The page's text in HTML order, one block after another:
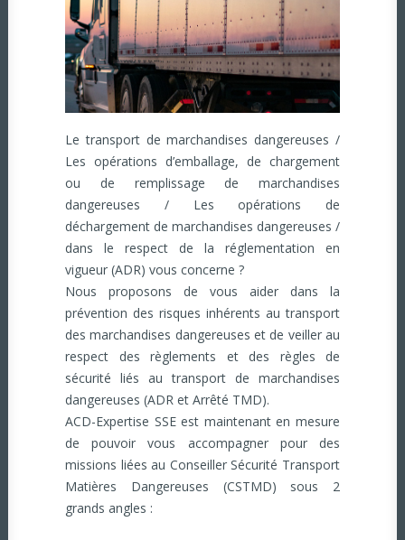
Le transport de marchandises dangereuses /
Les opérations d’emballage, de chargement
ou de remplissage de marchandises
dangereuses / Les opérations de
déchargement de marchandises dangereuses /
dans le respect de la réglementation en
vigueur (ADR) vous concerne ?
Nous proposons de vous aider dans la
prévention des risques inhérents au transport
des marchandises dangereuses et de veiller au
respect des règlements et des règles de
sécurité liés au transport de marchandises
dangereuses (ADR et Arrêté TMD).
ACD-Expertise SSE est maintenant en mesure
de pouvoir vous accompagner pour des
missions liées au Conseiller Sécurité Transport
Matières Dangereuses (CSTMD) sous 2
grands angles :